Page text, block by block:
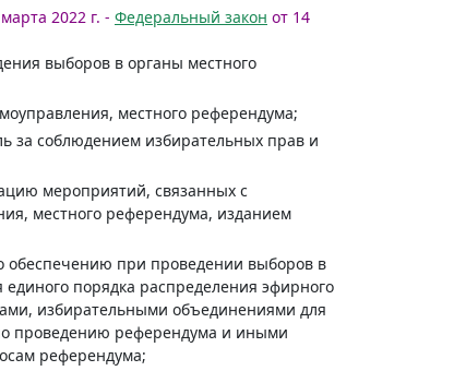
2022 г. - Федеральный закон от 14
выборов в органы местного
местного референдума;
за соблюдением избирательных прав и
мероприятий, связанных с
местного референдума, изданием
обеспечению при проведении выборов в
порядка распределения эфирного
избирательными объединениями для
проведению референдума и иными
референдума;